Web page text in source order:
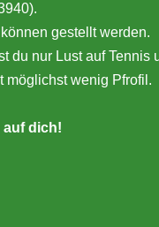
gestellt werden.
du nur Lust auf Tennis
möglichst wenig Pfrofil.
auf dich!